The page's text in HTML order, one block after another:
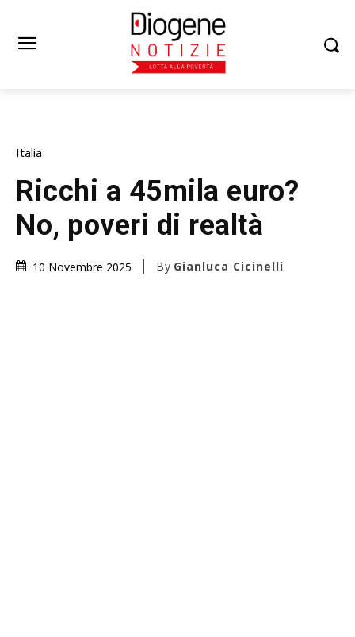
Italia
Ricchi a 45mila euro?
No, poveri di realtà
10 Novembre 2025 By Gianluca Cicinelli